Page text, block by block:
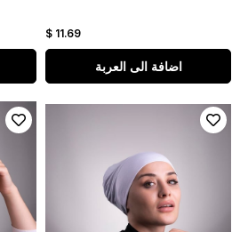
$ 11.69
اضافة الى العربة